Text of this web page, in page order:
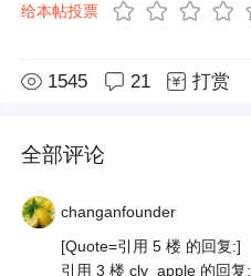
给本帖投票
1545 21 打赏
全部评论
changanfounder
[Quote=引用 5 楼 的回复:]
引用 3 楼 cly_apple 的回复: